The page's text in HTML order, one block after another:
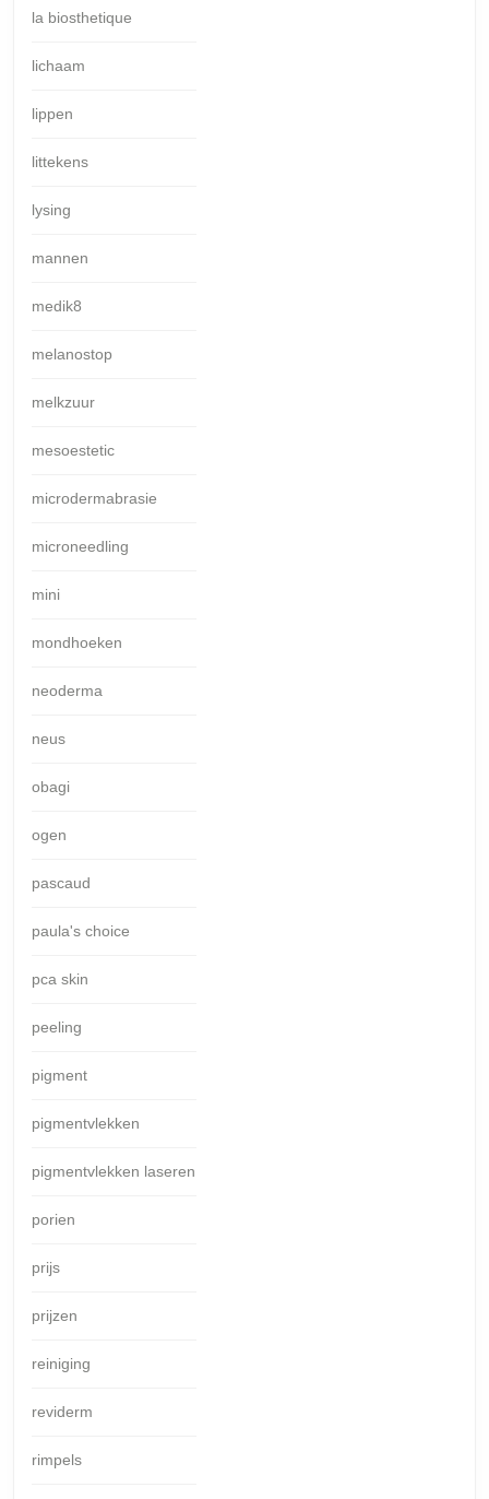
la biosthetique
lichaam
lippen
littekens
lysing
mannen
medik8
melanostop
melkzuur
mesoestetic
microdermabrasie
microneedling
mini
mondhoeken
neoderma
neus
obagi
ogen
pascaud
paula's choice
pca skin
peeling
pigment
pigmentvlekken
pigmentvlekken laseren
porien
prijs
prijzen
reiniging
reviderm
rimpels